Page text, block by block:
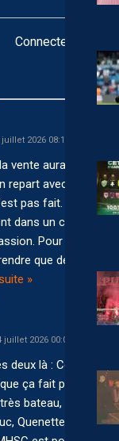
Connectez-vous
2026 08:19
vente aurait été la
repart avec Laurent
pas fait. Sa com
dans un climat
Pour les
que des
»
juillet 2026 00:08
deux là : Ce sont
ça fait pas plaisir
bateau, très
Quenette ! tu étais